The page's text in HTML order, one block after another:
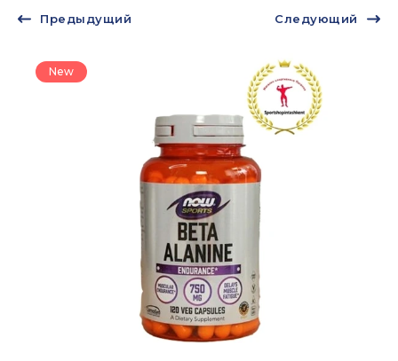
Предыдущий Следующий
New